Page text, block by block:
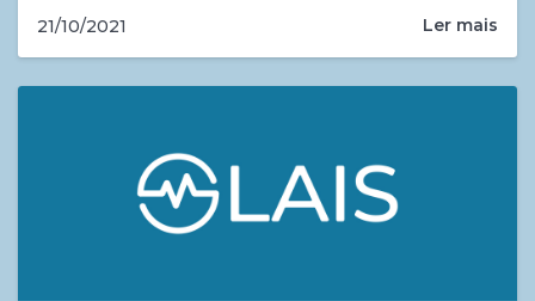
21/10/2021 Ler mais